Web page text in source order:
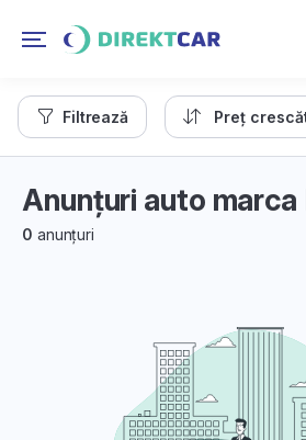
Filtrează Preț
Anunțuri auto
0 anunțuri